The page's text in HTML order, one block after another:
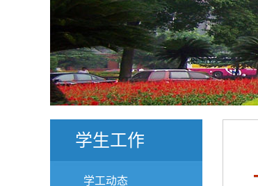
学生工作
学工动态